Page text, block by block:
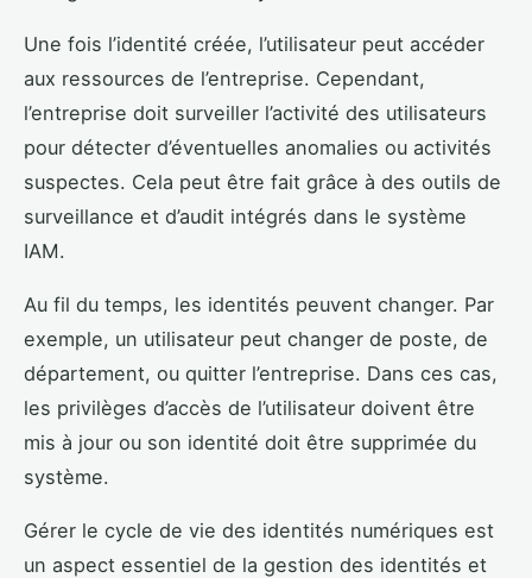
Une fois l’identité créée, l’utilisateur peut accéder
aux ressources de l’entreprise. Cependant,
l’entreprise doit surveiller l’activité des utilisateurs
pour détecter d’éventuelles anomalies ou activités
suspectes. Cela peut être fait grâce à des outils de
surveillance et d’audit intégrés dans le système
IAM.
Au fil du temps, les identités peuvent changer. Par
exemple, un utilisateur peut changer de poste, de
département, ou quitter l’entreprise. Dans ces cas,
les privilèges d’accès de l’utilisateur doivent être
mis à jour ou son identité doit être supprimée du
système.
Gérer le cycle de vie des identités numériques est
un aspect essentiel de la gestion des identités et